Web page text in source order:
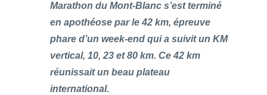
Marathon du Mont-Blanc s’est terminé
en apothéose par le 42 km, épreuve
phare d’un week-end qui a suivit un KM
vertical, 10, 23 et 80 km. Ce 42 km
réunissait un beau plateau
international.